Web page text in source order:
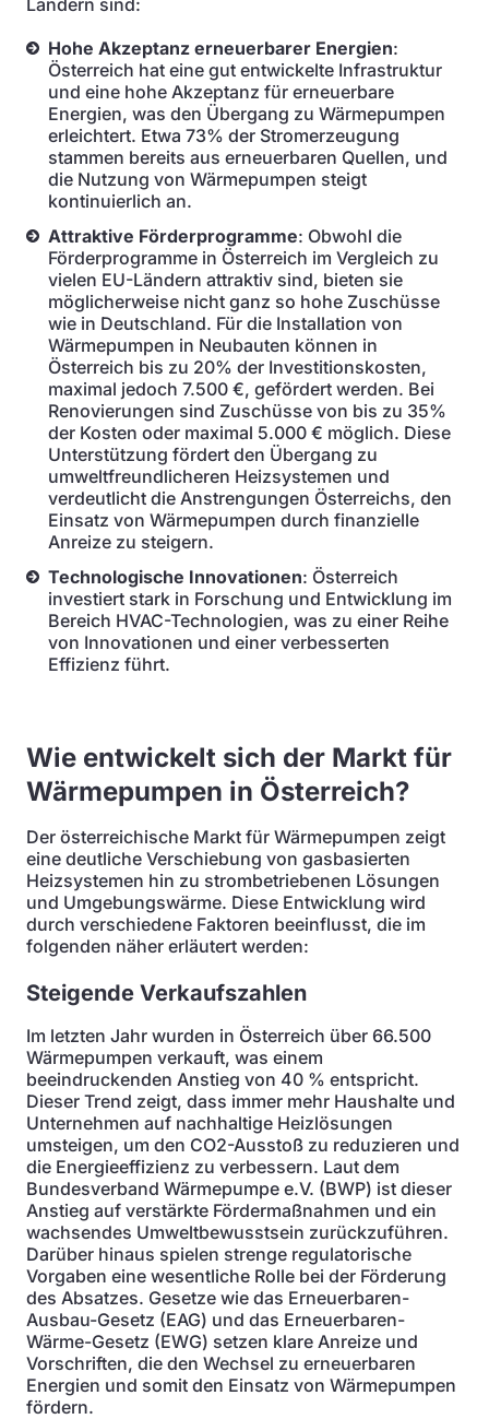
Ländern sind:
Hohe Akzeptanz erneuerbarer Energien:
Österreich hat eine gut entwickelte Infrastruktur
und eine hohe Akzeptanz für erneuerbare
Energien, was den Übergang zu Wärmepumpen
erleichtert. Etwa 73% der Stromerzeugung
stammen bereits aus erneuerbaren Quellen, und
die Nutzung von Wärmepumpen steigt
kontinuierlich an.
Attraktive Förderprogramme: Obwohl die
Förderprogramme in Österreich im Vergleich zu
vielen EU-Ländern attraktiv sind, bieten sie
möglicherweise nicht ganz so hohe Zuschüsse
wie in Deutschland. Für die Installation von
Wärmepumpen in Neubauten können in
Österreich bis zu 20% der Investitionskosten,
maximal jedoch 7.500 €, gefördert werden. Bei
Renovierungen sind Zuschüsse von bis zu 35%
der Kosten oder maximal 5.000 € möglich. Diese
Unterstützung fördert den Übergang zu
umweltfreundlicheren Heizsystemen und
verdeutlicht die Anstrengungen Österreichs, den
Einsatz von Wärmepumpen durch finanzielle
Anreize zu steigern.
Technologische Innovationen: Österreich
investiert stark in Forschung und Entwicklung im
Bereich HVAC-Technologien, was zu einer Reihe
von Innovationen und einer verbesserten
Effizienz führt.
Wie entwickelt sich der Markt für
Wärmepumpen in Österreich?
Der österreichische Markt für Wärmepumpen zeigt
eine deutliche Verschiebung von gasbasierten
Heizsystemen hin zu strombetriebenen Lösungen
und Umgebungswärme. Diese Entwicklung wird
durch verschiedene Faktoren beeinflusst, die im
folgenden näher erläutert werden:
Steigende Verkaufszahlen
Im letzten Jahr wurden in Österreich über 66.500
Wärmepumpen verkauft, was einem
beeindruckenden Anstieg von 40 % entspricht.
Dieser Trend zeigt, dass immer mehr Haushalte und
Unternehmen auf nachhaltige Heizlösungen
umsteigen, um den CO2-Ausstoß zu reduzieren und
die Energieeffizienz zu verbessern. Laut dem
Bundesverband Wärmepumpe e.V. (BWP) ist dieser
Anstieg auf verstärkte Fördermaßnahmen und ein
wachsendes Umweltbewusstsein zurückzuführen.
Darüber hinaus spielen strenge regulatorische
Vorgaben eine wesentliche Rolle bei der Förderung
des Absatzes. Gesetze wie das Erneuerbaren-
Ausbau-Gesetz (EAG) und das Erneuerbaren-
Wärme-Gesetz (EWG) setzen klare Anreize und
Vorschriften, die den Wechsel zu erneuerbaren
Energien und somit den Einsatz von Wärmepumpen
fördern.